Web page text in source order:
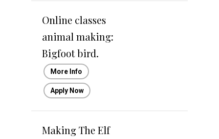
Online classes
animal making:
Bigfoot bird.
More Info
Apply Now
Making The Elf